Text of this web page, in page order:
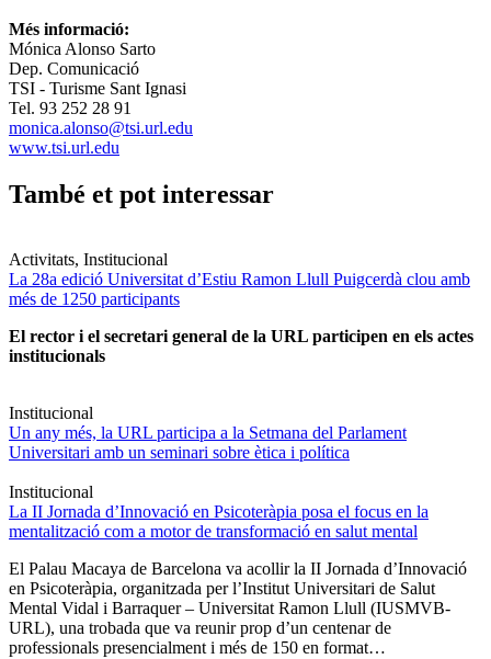
Més informació:
Mónica Alonso Sarto
Dep. Comunicació
TSI - Turisme Sant Ignasi
Tel. 93 252 28 91
monica.alonso@tsi.url.edu
www.tsi.url.edu
També et pot interessar
Activitats, Institucional
La 28a edició Universitat d’Estiu Ramon Llull Puigcerdà clou amb
més de 1250 participants
El rector i el secretari general de la URL participen en els actes
institucionals
Institucional
Un any més, la URL participa a la Setmana del Parlament
Universitari amb un seminari sobre ètica i política
Institucional
La II Jornada d’Innovació en Psicoteràpia posa el focus en la
mentalització com a motor de transformació en salut mental
El Palau Macaya de Barcelona va acollir la II Jornada d’Innovació
en Psicoteràpia, organitzada per l’Institut Universitari de Salut
Mental Vidal i Barraquer – Universitat Ramon Llull (IUSMVB-
URL), una trobada que va reunir prop d’un centenar de
professionals presencialment i més de 150 en format…